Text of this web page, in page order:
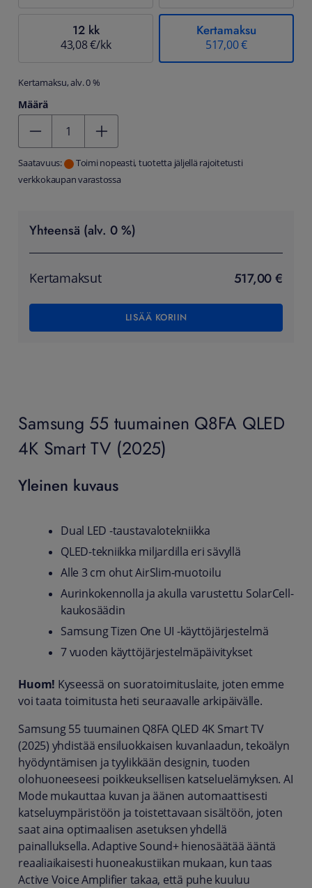
12 kk
43,08 €/kk
Kertamaksu
517,00 €
Kertamaksu, alv. 0 %
Määrä
Saatavuus:
Toimi nopeasti, tuotetta jäljellä rajoitetusti
verkkokaupan varastossa
Yhteensä (alv. 0 %)
Kertamaksut 517,00 €
LISÄÄ KORIIN
Samsung 55 tuumainen Q8FA QLED
4K Smart TV (2025)
Yleinen kuvaus
Dual LED -taustavalotekniikka
QLED-tekniikka miljardilla eri sävyllä
Alle 3 cm ohut AirSlim-muotoilu
Aurinkokennolla ja akulla varustettu SolarCell-
kaukosäädin
Samsung Tizen One UI -käyttöjärjestelmä
7 vuoden käyttöjärjestelmäpäivitykset
Huom! Kyseessä on suoratoimituslaite, joten emme
voi taata toimitusta heti seuraavalle arkipäivälle.
Samsung 55 tuumainen Q8FA QLED 4K Smart TV
(2025) yhdistää ensiluokkaisen kuvanlaadun, tekoälyn
hyödyntämisen ja tyylikkään designin, tuoden
olohuoneeseesi poikkeuksellisen katseluelämyksen. AI
Mode mukauttaa kuvan ja äänen automaattisesti
katseluympäristöön ja toistettavaan sisältöön, joten
saat aina optimaalisen asetuksen yhdellä
painalluksella. Adaptive Sound+ hienosäätää ääntä
reaaliaikaisesti huoneakustiikan mukaan, kun taas
Active Voice Amplifier takaa, että puhe kuuluu